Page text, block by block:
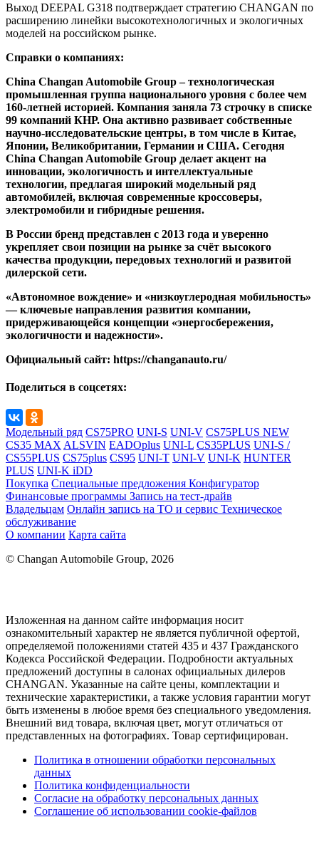
Выход DEEPAL G318 подтверждает стратегию CHANGAN по
расширению линейки высокотехнологичных и экологичных
моделей на российском рынке.
Справки о компаниях:
China Changan Automobile Group – технологическая
промышленная группа национального уровня с более чем
160-летней историей. Компания заняла 73 строчку в списке
99 компаний КНР. Она активно развивает собственные
научно-исследовательские центры, в том числе в Китае,
Японии, Великобритании, Германии и США. Сегодня
China Changan Automobile Group делает акцент на
инновации, экологичность и интеллектуальные
технологии, предлагая широкий модельный ряд
автомобилей, включая современные кроссоверы,
электромобили и гибридные решения.
В России бренд представлен с 2013 года и уверенно
укрепляет свои позиции на рынке за счёт высокого
качества продукции, передовых технологий и развитой
дилерской сети.
«Автономное вождение» и «низкоуглеродная мобильность»
— ключевые направления развития компании,
придерживающейся концепции «энергосбережения,
экологичности и надежности».
Официальный сайт: https://changanauto.ru/
Поделиться в соцсетях:
Модельный ряд CS75PRO UNI-S UNI-V CS75PLUS NEW
CS35 MAX ALSVIN EADOplus UNI-L CS35PLUS UNI-S /
CS55PLUS CS75plus CS95 UNI-T UNI-V UNI-K HUNTER
PLUS UNI-K iDD
Покупка Специальные предложения Конфигуратор
Финансовые программы Запись на тест-драйв
Владельцам Онлайн запись на ТО и сервис Техническое
обслуживание
О компании Карта сайта
© Changan Automobile Group, 2026
Изложенная на данном сайте информация носит
ознакомительный характер не является публичной офертой,
определяемой положениями статей 435 и 437 Гражданского
Кодекса Российской Федерации. Подробности актуальных
предложений доступны в салонах официальных дилеров
CHANGAN. Указанные на сайте цены, комплектации и
технические характеристики, а также условия гарантии могут
быть изменены в любое время без специального уведомления.
Внешний вид товара, включая цвет, могут отличаться от
представленных на фотографиях. Товар сертифицирован.
Политика в отношении обработки персональных
данных
Политика конфиденциальности
Согласие на обработку персональных данных
Соглашение об использовании cookie-файлов